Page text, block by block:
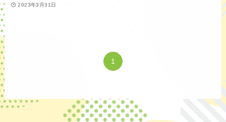
2023年3月31日
1